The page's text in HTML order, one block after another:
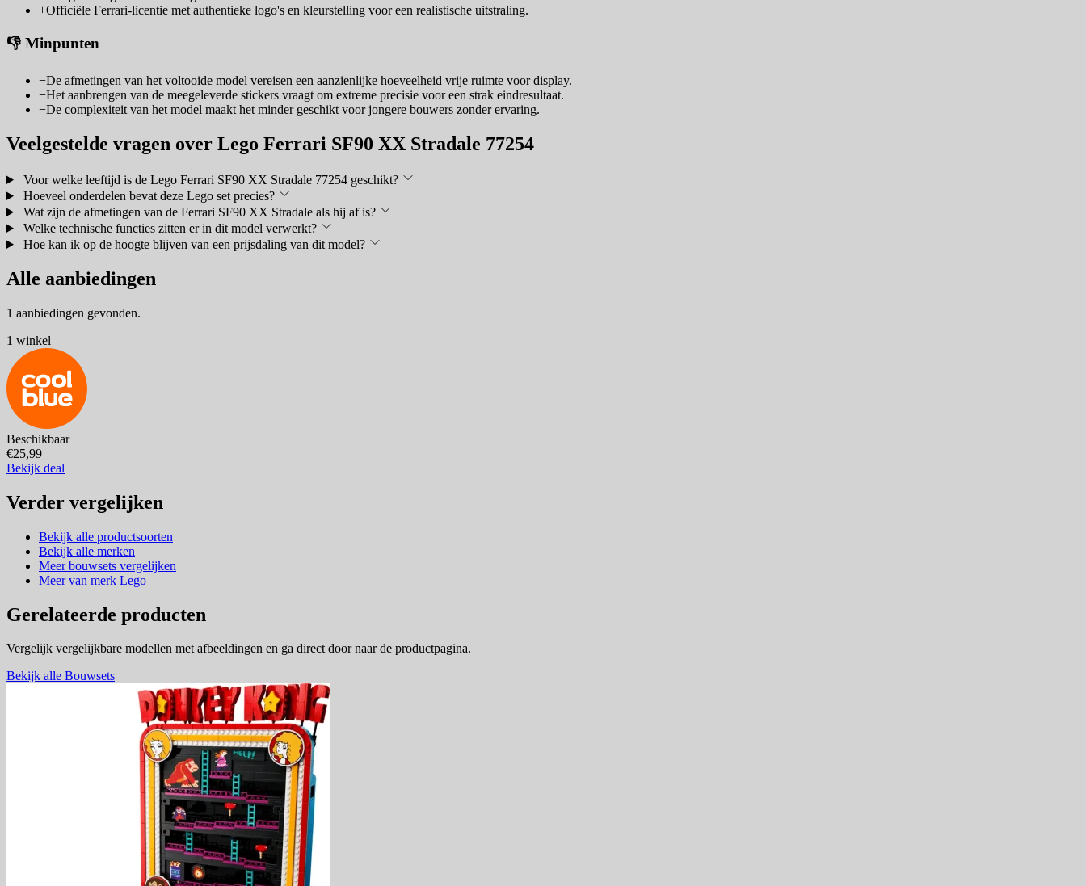
+Officiële Ferrari-licentie met authentieke logo's en kleurstelling voor een realistische uitstraling.
👎 Minpunten
−De afmetingen van het voltooide model vereisen een aanzienlijke hoeveelheid vrije ruimte voor display.
−Het aanbrengen van de meegeleverde stickers vraagt om extreme precisie voor een strak eindresultaat.
−De complexiteit van het model maakt het minder geschikt voor jongere bouwers zonder ervaring.
Veelgestelde vragen over Lego Ferrari SF90 XX Stradale 77254
Voor welke leeftijd is de Lego Ferrari SF90 XX Stradale 77254 geschikt?
Hoeveel onderdelen bevat deze Lego set precies?
Wat zijn de afmetingen van de Ferrari SF90 XX Stradale als hij af is?
Welke technische functies zitten er in dit model verwerkt?
Hoe kan ik op de hoogte blijven van een prijsdaling van dit model?
Alle aanbiedingen
1 aanbiedingen gevonden.
1 winkel
Beschikbaar
€25,99
Bekijk deal
Verder vergelijken
Bekijk alle productsoorten
Bekijk alle merken
Meer bouwsets vergelijken
Meer van merk Lego
Gerelateerde producten
Vergelijk vergelijkbare modellen met afbeeldingen en ga direct door naar de productpagina.
Bekijk alle Bouwsets